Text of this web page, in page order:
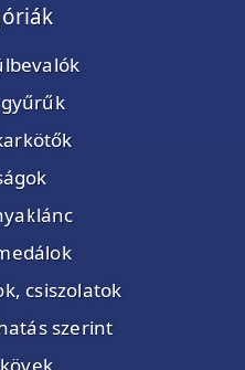
csiszolatok
szerint